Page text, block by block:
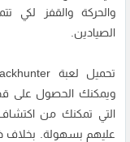
والحركة والقفز
الصيادين.
ويمكنك الحصول على
التي تمكنك من اكتشاف
عليهم بسهولة.